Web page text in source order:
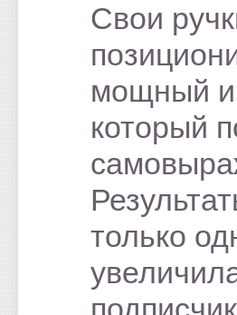
Свои
мощный
который
только